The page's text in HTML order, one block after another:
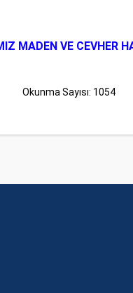
MADEN VE CEVHER
Okunma Sayısı: 1054